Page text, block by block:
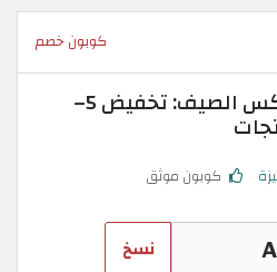
كوبون خصم
كود خصم لسيتي ماكس الصيف: تخفيض 5–
كوبون موثق
نسخ